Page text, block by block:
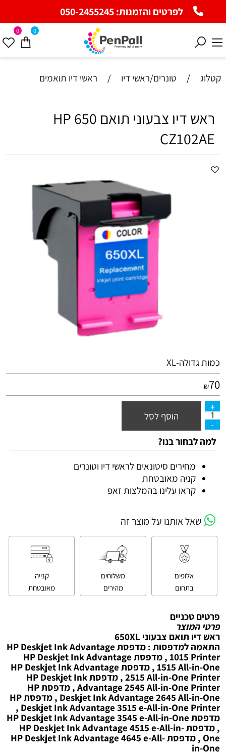
לפרטים והזמנות:050-2455245
0 0
קטלוג / טונרים/ראשי דיו / ראשי דיו תואמים
ראש דיו צבעוני תואם HP 650
CZ102AE
כמות גדולה-XL
₪70
הוסף לסל
למה לבחור בנו?
מחירים סיטונאים לראשי דיו וטונרים
קניה מאובטחת
קראו עלינו בהמלצות זאפ
שאל אותנו על מוצר זה
אלופים
בתחום
משלוחים
מהירים
קנייה
מאובטחת
פרטים טכניים
פרטי המוצר
ראש דיו תואם צבעוני 650XL
התאמה למדפסות : מדפסת HP Deskjet Ink Advantage
1015 Printer , מדפסת HP Deskjet Ink Advantage
1515 All-in-One , מדפסת HP Deskjet Ink Advantage
2515 All-in-One Printer , מדפסת HP Deskjet Ink
Advantage 2545 All-in-One Printer , מדפסת HP
Deskjet Ink Advantage 2645 All-in-One , מדפסת HP
Deskjet Ink Advantage 3515 e-All-in-One Printer ,
מדפסת HP Deskjet Ink Advantage 3545 e-All-in-One
, מדפסת HP Deskjet Ink Advantage 4515 e-All-in-
One , מדפסת HP Deskjet Ink Advantage 4645 e-All-
in-One